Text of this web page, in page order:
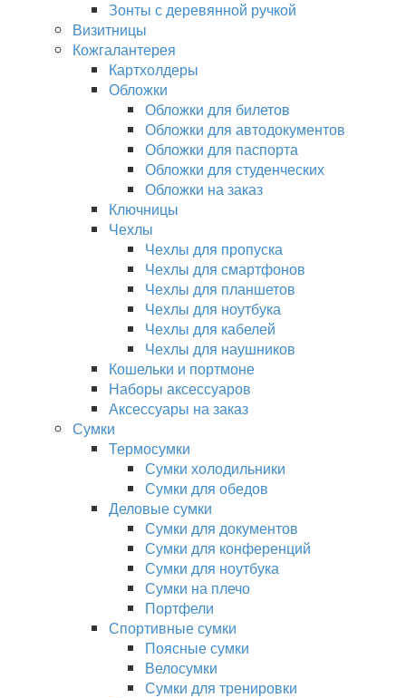
Зонты с деревянной ручкой
Визитницы
Кожгалантерея
Картхолдеры
Обложки
Обложки для билетов
Обложки для автодокументов
Обложки для паспорта
Обложки для студенческих
Обложки на заказ
Ключницы
Чехлы
Чехлы для пропуска
Чехлы для смартфонов
Чехлы для планшетов
Чехлы для ноутбука
Чехлы для кабелей
Чехлы для наушников
Кошельки и портмоне
Наборы аксессуаров
Аксессуары на заказ
Сумки
Термосумки
Сумки холодильники
Сумки для обедов
Деловые сумки
Сумки для документов
Сумки для конференций
Сумки для ноутбука
Сумки на плечо
Портфели
Спортивные сумки
Поясные сумки
Велосумки
Сумки для тренировки